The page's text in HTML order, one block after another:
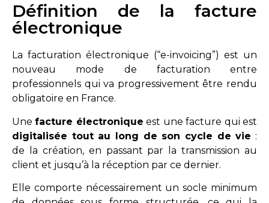
Définition de la facture
électronique
La facturation électronique (“e-invoicing”) est un
nouveau mode de facturation entre
professionnels qui va progressivement être rendu
obligatoire en France.
Unefacture électronique est une facture qui est
digitalisée tout au long de son cycle de vie :
de la création, en passant par la transmission au
client et jusqu’à la réception par ce dernier.
Elle comporte nécessairement un socle minimum